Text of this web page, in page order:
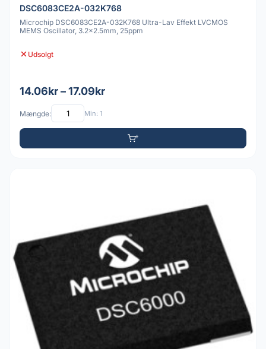
DSC6083CE2A-032K768
Microchip DSC6083CE2A-032K768 Ultra-Lav Effekt LVCMOS
MEMS Oscillator, 3.2x2.5mm, 25ppm
Udsolgt
14.06kr – 17.09kr
Mængde: Min: 1